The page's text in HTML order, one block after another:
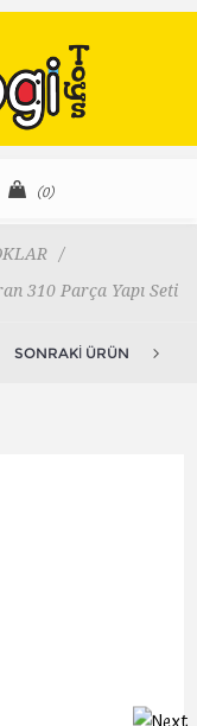
(0)
/
310 Parça Yapı Seti
SONRAKI ÜRÜN